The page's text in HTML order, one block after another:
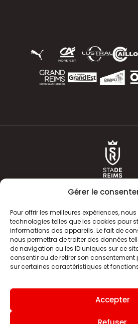
Gérer le
Pour offrir les meilleures expériences,
technologies telles que les cookies pour
informations des appareils. Le fait de
nous permettra de traiter des données
de navigation ou les ID uniques sur ce
consentir ou de retirer son
sur certaines caractéristiques et
Accepter
ACTUALITÉS
CLUB
BOUTIQUE INFOS